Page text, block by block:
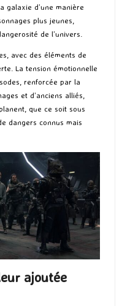
galaxie d’une manière
plus jeunes,
de l’univers.
avec des éléments de
La tension émotionnelle
renforcée par la
et d’anciens alliés,
que ce soit sous
dangers connus mais
ajoutée